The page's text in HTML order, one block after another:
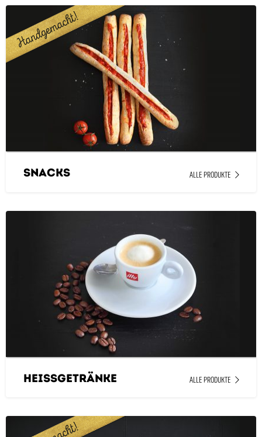
Snacks ALLE PRODUKTE
Heissgetränke ALLE PRODUKTE